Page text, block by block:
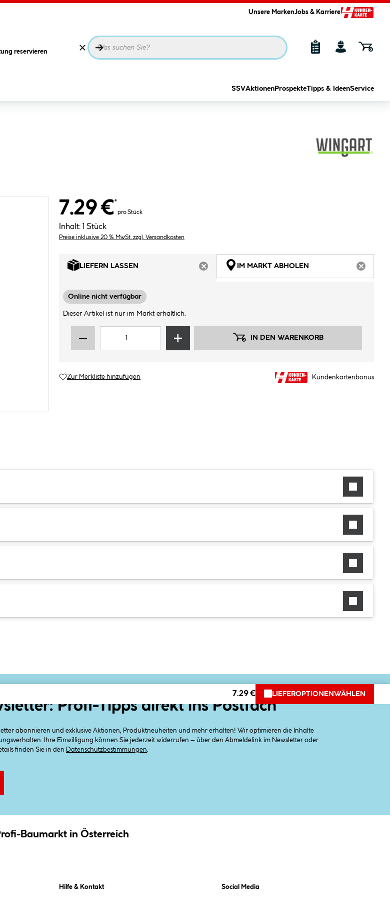
Unsere MarkenJobs & Karriere
reservieren
SSVAktionen ProspekteTipps & IdeenService
7.29 €*
pro Stück
Inhalt: 1 Stück
Preise inklusive 20 % MwSt. zzgl. Versandkosten
LIEFERN LASSEN
ARTIKEL NICHT VERFÜGBAR
IM MARKT ABHOLEN
Online nicht verfügbar
Dieser Artikel ist nur im Markt erhältlich.
IN DEN WARENKORB
Zur Merkliste hinzufügen Kundenkartenbonus
7.29 € LIEFEROPTIONEN WÄHLEN
Profi-Tipps direkt ins Postfach
abonnieren und exklusive Aktionen, Produktneuheiten und mehr erhalten! Wir optimieren die Inhalte
Ihre Einwilligung können Sie jederzeit widerrufen – über den Abmeldelink im Newsletter oder
finden Sie in den
Datenschutzbestimmungen
Baumarkt in Österreich
Hilfe & Kontakt Social Media